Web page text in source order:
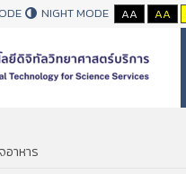
NIGHT MODE AA AA
อาหาร